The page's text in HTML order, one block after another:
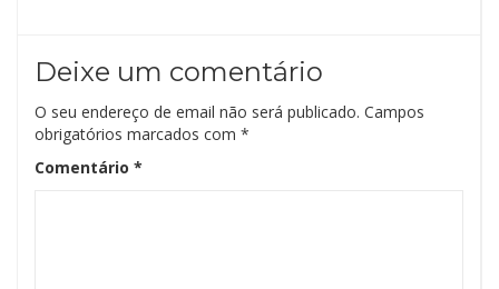
Deixe um comentário
O seu endereço de email não será publicado. Campos
obrigatórios marcados com *
Comentário *